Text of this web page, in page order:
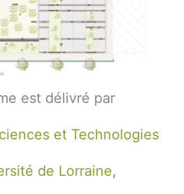
est délivré par
et Technologies
de Lorraine,